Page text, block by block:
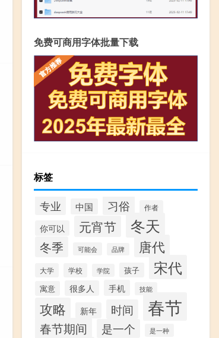
免费可商用字体批量下载
标签
专业 中国 习俗 作者
你可以 元宵节 冬天
冬季 可能会 品牌 唐代
大学 学校 学院 孩子 宋代
寓意 很多人 手机 技能
攻略 新年 时间 春节
春节期间 是一个 是一种